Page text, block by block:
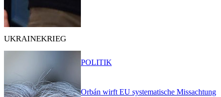
UKRAINEKRIEG
Orbán wirft EU systematische Missachtung
POLITIK